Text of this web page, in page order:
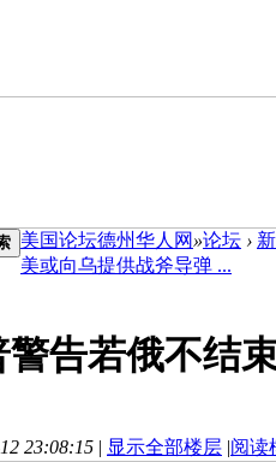
美国论坛德州华人网 »论坛 ›
美或向乌提供战斧导弹 ...
警告若俄不结
23:08:15 | 显示全部楼层 |阅读